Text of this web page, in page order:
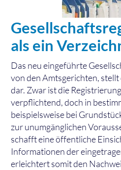
als ein
Das neu eingeführte
von den Amtsgerichten,
dar. Zwar ist die
verpflichtend, doch in
beispielsweise bei
zur unumgänglichen
schafft eine öffentliche
Informationen der
erleichtert somit den